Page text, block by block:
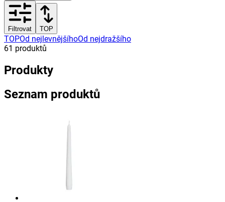
Filtrovat TOP
TOPOd nejlevnějšíhoOd nejdražšího
61 produktů
Produkty
Seznam produktů